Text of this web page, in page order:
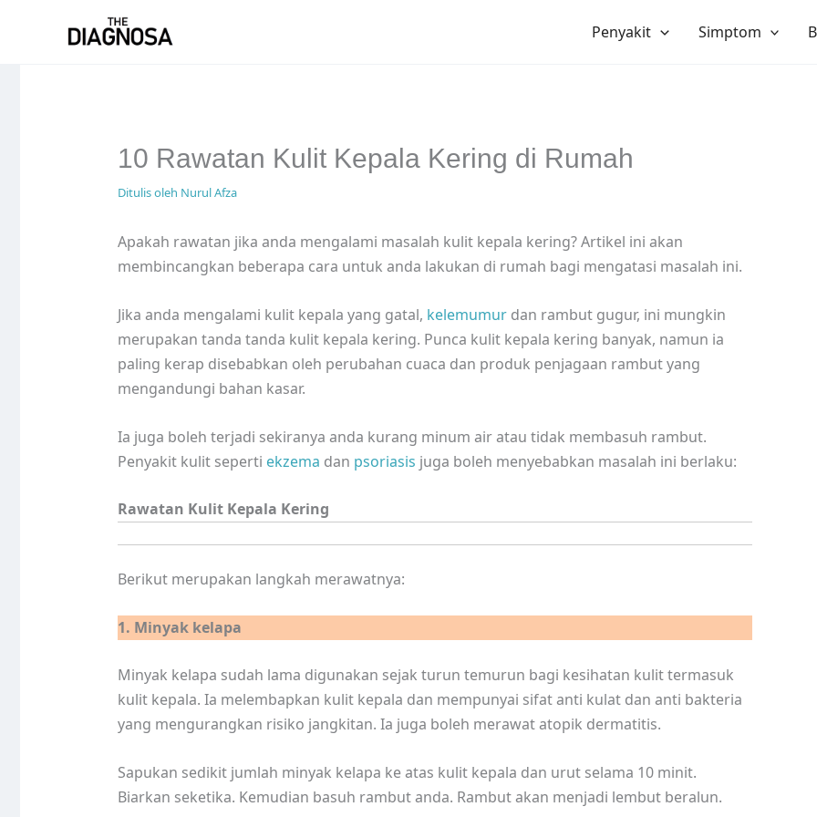
Penyakit Simptom
10 Rawatan Kulit Kepala Kering di Rumah
Ditulis oleh Nurul Afza
Apakah rawatan jika anda mengalami masalah kulit kepala kering? Artikel ini akan
membincangkan beberapa cara untuk anda lakukan di rumah bagi mengatasi masalah ini.
Jika anda mengalami kulit kepala yang gatal, kelemumurdan rambut gugur, ini mungkin
merupakan tanda tanda kulit kepala kering. Punca kulit kepala kering banyak, namun ia
paling kerap disebabkan oleh perubahan cuaca dan produk penjagaan rambut yang
mengandungi bahan kasar.
Ia juga boleh terjadi sekiranya anda kurang minum air atau tidak membasuh rambut.
Penyakit kulit seperti ekzema dan psoriasis juga boleh menyebabkan masalah ini berlaku:
Rawatan Kulit Kepala Kering
Berikut merupakan langkah merawatnya:
1. Minyak kelapa
Minyak kelapa sudah lama digunakan sejak turun temurun bagi kesihatan kulit termasuk
kulit kepala. Ia melembapkan kulit kepala dan mempunyai sifat anti kulat dan anti bakteria
yang mengurangkan risiko jangkitan. Ia juga boleh merawat atopik dermatitis.
Sapukan sedikit jumlah minyak kelapa ke atas kulit kepala dan urut selama 10 minit.
Biarkan seketika. Kemudian basuh rambut anda. Rambut akan menjadi lembut beralun.